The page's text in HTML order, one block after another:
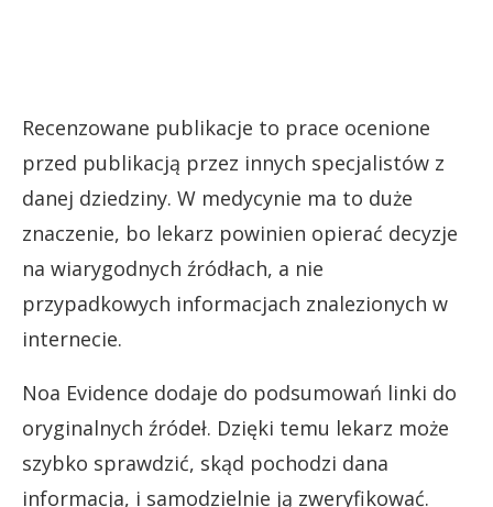
Recenzowane publikacje to prace ocenione
przed publikacją przez innych specjalistów z
danej dziedziny. W medycynie ma to duże
znaczenie, bo lekarz powinien opierać decyzje
na wiarygodnych źródłach, a nie
przypadkowych informacjach znalezionych w
internecie.
Noa Evidence dodaje do podsumowań linki do
oryginalnych źródeł. Dzięki temu lekarz może
szybko sprawdzić, skąd pochodzi dana
informacja, i samodzielnie ją zweryfikować.